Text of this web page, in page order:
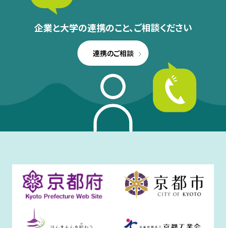
企業と大学の連携のこと、ご相談ください
連携のご相談